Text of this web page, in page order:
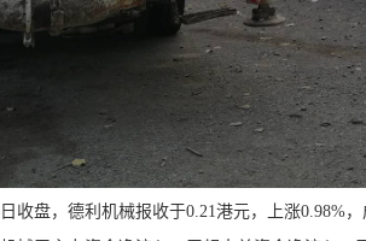
盘，德利机械报收于0.21港元，上涨0.98%，